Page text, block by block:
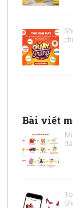
Bài viết